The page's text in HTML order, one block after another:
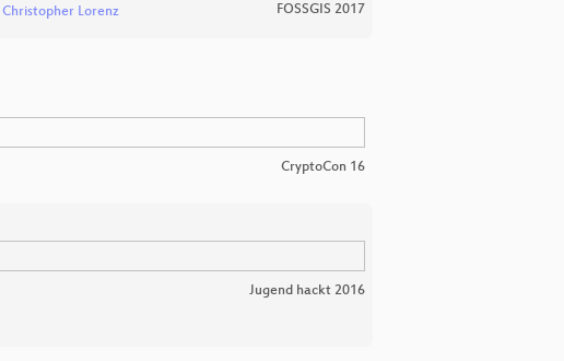
Christopher Lorenz FOSSGIS 2017
CryptoCon 16
Jugend hackt 2016